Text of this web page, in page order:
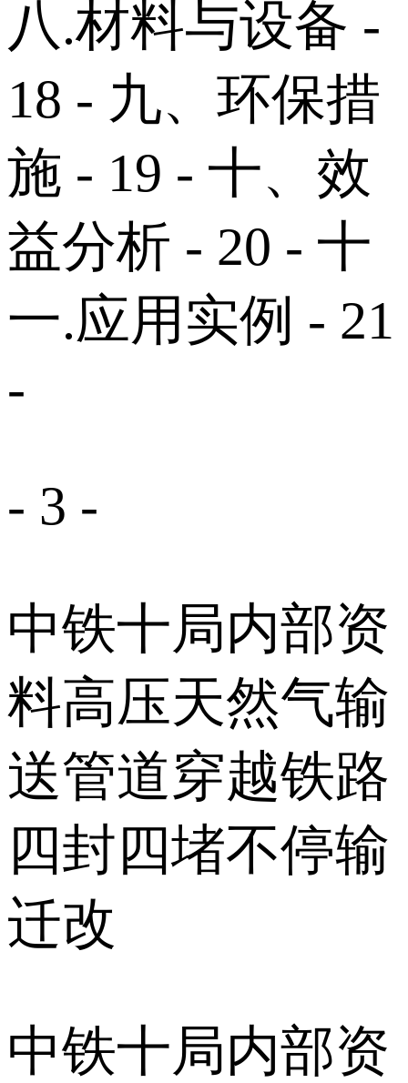
八.材料与设备 -
18 - 九、环保措
施 - 19 - 十、效
益分析 - 20 - 十
一.应用实例 - 21
-
- 3 -
中铁十局内部资
料高压天然气输
送管道穿越铁路
四封四堵不停输
迁改
中铁十局内部资